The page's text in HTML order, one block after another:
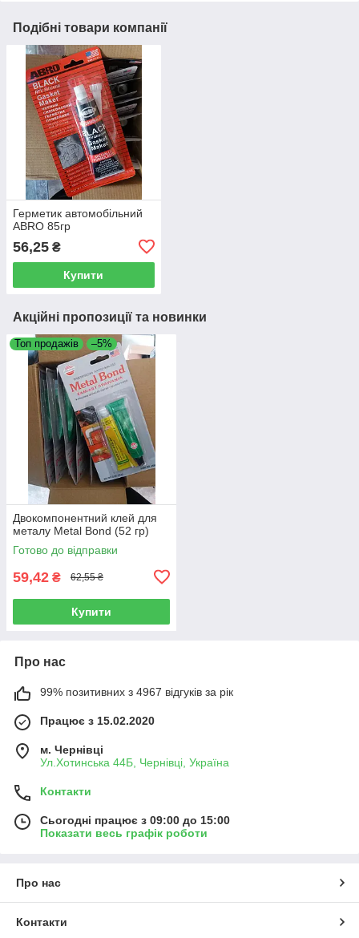
Подібні товари компанії
Герметик автомобільний
ABRO 85гр
56,25 ₴
Купити
Акційні пропозиції та новинки
Топ продажів –5%
Двокомпонентний клей для
металу Metal Bond (52 гр)
Готово до відправки
59,42 ₴ 62,55 ₴
Купити
Про нас
99% позитивних з 4967 відгуків за рік
Працює з 15.02.2020
м. Чернівці
Ул.Хотинська 44Б, Чернівці, Україна
Контакти
Сьогодні працює з 09:00 до 15:00
Показати весь графік роботи
Про нас
Контакти